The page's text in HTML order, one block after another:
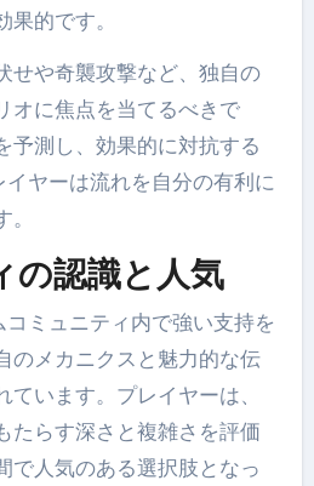
的です。
せや奇襲攻撃など、独自の
オに焦点を当てるべきで
予測し、効果的に対抗する
ヤーは流れを自分の有利に
の認識と人気
ミュニティ内で強い支持を
のメカニクスと魅力的な伝
います。プレイヤーは、
たらす深さと複雑さを評価
で人気のある選択肢となっ